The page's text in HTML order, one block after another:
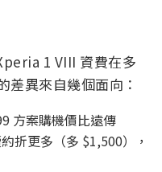
1 VIII 資費在多
差異來自幾個面向：
方案購機價比遠傳
折更多（多 $1,500），